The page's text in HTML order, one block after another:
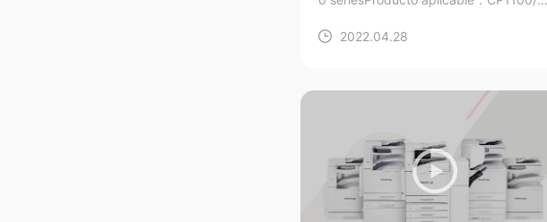
1100ADN/CM1100ADW
2022.04.28